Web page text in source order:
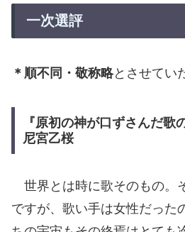
一次選評
＊順不同・敬称略とさせてい
『原初の神が口ずさんだ歌
尼宮乙桜
世界とは時に歌そのもの。
ですが、歌い手は女性だっ